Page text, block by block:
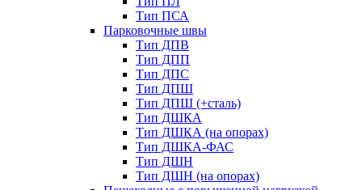
Тип ПСА
Парковочные швы
Тип ДПВ
Тип ДПП
Тип ДПС
Тип ДПШ
Тип ДПШ (+сталь)
Тип ДШКА
Тип ДШКА (на опорах)
Тип ДШКА-ФАС
Тип ДШН
Тип ДШН (на опорах)